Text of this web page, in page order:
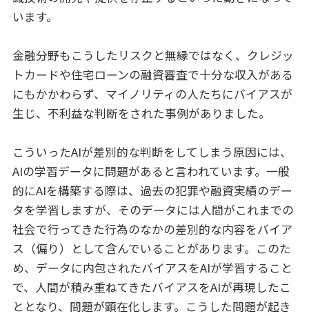
います。
金融分野もこうしたリスクと無縁ではなく、クレジッ
トカードや住宅ローンの融資審査で十分な収入がある
にもかかわらず、マイノリティの人たちにバイアスが
生じ、不利益な判断をされた事例がありました。
こういったAIが差別的な判断をしてしまう原因には、
AIの学習データに問題があると言われています。一般
的にAIを構築する際は、過去の犯罪や融資実績のデー
タを学習しますが、そのデータには人間がこれまでの
社会で行ってきた行為のなかの差別的な内容をバイア
ス（偏り）として含んでいることがあります。このた
め、データに内包されたバイアスをAIが学習すること
で、人間が積み重ねてきたバイアスをAIが再現したこ
ととなり、問題が顕在化します。こうした問題が起き